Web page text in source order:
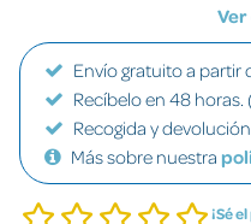
Envío gratuito a partir
Recíbelo en 48
Recogida y
Más sobre nuestra
¡Sé